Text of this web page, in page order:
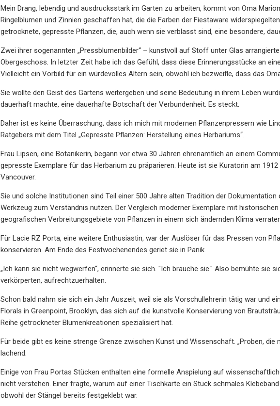
Mein Drang, lebendig und ausdrucksstark im Garten zu arbeiten, kommt von Oma
Ringelblumen und Zinnien geschaffen hat, die die Farben der Fiestaware
getrocknete, gepresste Pflanzen, die, auch wenn sie verblasst sind, eine besondere,
Zwei ihrer sogenannten „Pressblumenbilder“ – kunstvoll auf Stoff unter Glas
Obergeschoss. In letzter Zeit habe ich das Gefühl, dass diese Erinnerungsstücke an
Vielleicht ein Vorbild für ein würdevolles Altern sein, obwohl ich bezweifle, dass das
Sie wollte den Geist des Gartens weitergeben und seine Bedeutung in ihrem Leben
dauerhaft machte, eine dauerhafte Botschaft der Verbundenheit. Es steckt.
Daher ist es keine Überraschung, dass ich mich mit modernen Pflanzenpressern wie
Ratgebers mit dem Titel „Gepresste Pflanzen: Herstellung eines Herbariums“.
Frau Lipsen, eine Botanikerin, begann vor etwa 30 Jahren ehrenamtlich an einem
gepresste Exemplare für das Herbarium zu präparieren. Heute ist sie Kuratorin am
Vancouver.
Sie und solche Institutionen sind Teil einer 500 Jahre alten Tradition der
Werkzeug zum Verständnis nutzen. Der Vergleich moderner Exemplare mit
geografischen Verbreitungsgebiete von Pflanzen in einem sich ändernden Klima
Für Lacie RZ Porta, eine weitere Enthusiastin, war der Auslöser für das Pressen von
konservieren. Am Ende des Festwochenendes geriet sie in Panik.
„Ich kann sie nicht wegwerfen“, erinnerte sie sich. "Ich brauche sie." Also bemühte sie
verkörperten, aufrechtzuerhalten.
Schon bald nahm sie sich ein Jahr Auszeit, weil sie als Vorschullehrerin tätig war und
Florals in Greenpoint, Brooklyn, das sich auf die kunstvolle Konservierung von
Reihe getrockneter Blumenkreationen spezialisiert hat.
Für beide gibt es keine strenge Grenze zwischen Kunst und Wissenschaft. „Proben,
lachend.
Einige von Frau Portas Stücken enthalten eine formelle Anspielung auf
nicht verstehen. Einer fragte, warum auf einer Tischkarte ein Stück schmales
obwohl der Stängel bereits festgeklebt war.